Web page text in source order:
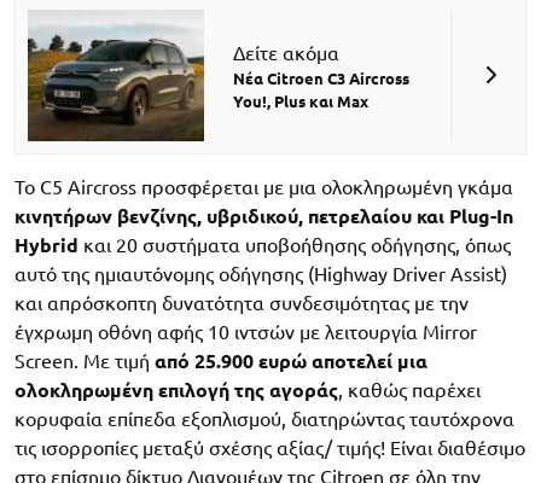
Δείτε ακόμα
Νέα Citroen C3 Aircross
You!, Plus και Max
Το C5 Aircross προσφέρεται με μια ολοκληρωμένη γκάμα
κινητήρων βενζίνης, υβριδικού, πετρελαίου και Plug-In
Hybrid και 20 συστήματα υποβοήθησης οδήγησης, όπως
αυτό της ημιαυτόνομης οδήγησης (Highway Driver Assist)
και απρόσκοπτη δυνατότητα συνδεσιμότητας με την
έγχρωμη οθόνη αφής 10 ιντσών με λειτουργία Mirror
Screen. Με τιμή από 25.900 ευρώ αποτελεί μια
ολοκληρωμένη επιλογή της αγοράς, καθώς παρέχει
κορυφαία επίπεδα εξοπλισμού, διατηρώντας ταυτόχρονα
τις ισορροπίες μεταξύ σχέσης αξίας/ τιμής! Είναι διαθέσιμο
στο επίσημο δίκτυο Διανομέων της Citroen σε όλη την